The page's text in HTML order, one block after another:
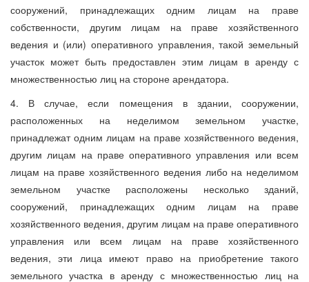
сооружений, принадлежащих одним лицам на праве
собственности, другим лицам на праве хозяйственного
ведения и (или) оперативного управления, такой земельный
участок может быть предоставлен этим лицам в аренду с
множественностью лиц на стороне арендатора.
4. В случае, если помещения в здании, сооружении,
расположенных на неделимом земельном участке,
принадлежат одним лицам на праве хозяйственного ведения,
другим лицам на праве оперативного управления или всем
лицам на праве хозяйственного ведения либо на неделимом
земельном участке расположены несколько зданий,
сооружений, принадлежащих одним лицам на праве
хозяйственного ведения, другим лицам на праве оперативного
управления или всем лицам на праве хозяйственного
ведения, эти лица имеют право на приобретение такого
земельного участка в аренду с множественностью лиц на